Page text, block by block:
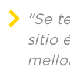
"Se
sitio